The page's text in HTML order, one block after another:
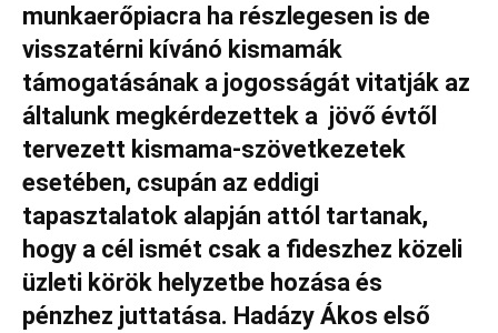
munkaerőpiacra ha részlegesen is de
visszatérni kívánó kismamák
támogatásának a jogosságát vitatják az
általunk megkérdezettek a jövő évtől
tervezett kismama-szövetkezetek
esetében, csupán az eddigi
tapasztalatok alapján attól tartanak,
hogy a cél ismét csak a fideszhez közeli
üzleti körök helyzetbe hozása és
pénzhez juttatása. Hadázy Ákos első